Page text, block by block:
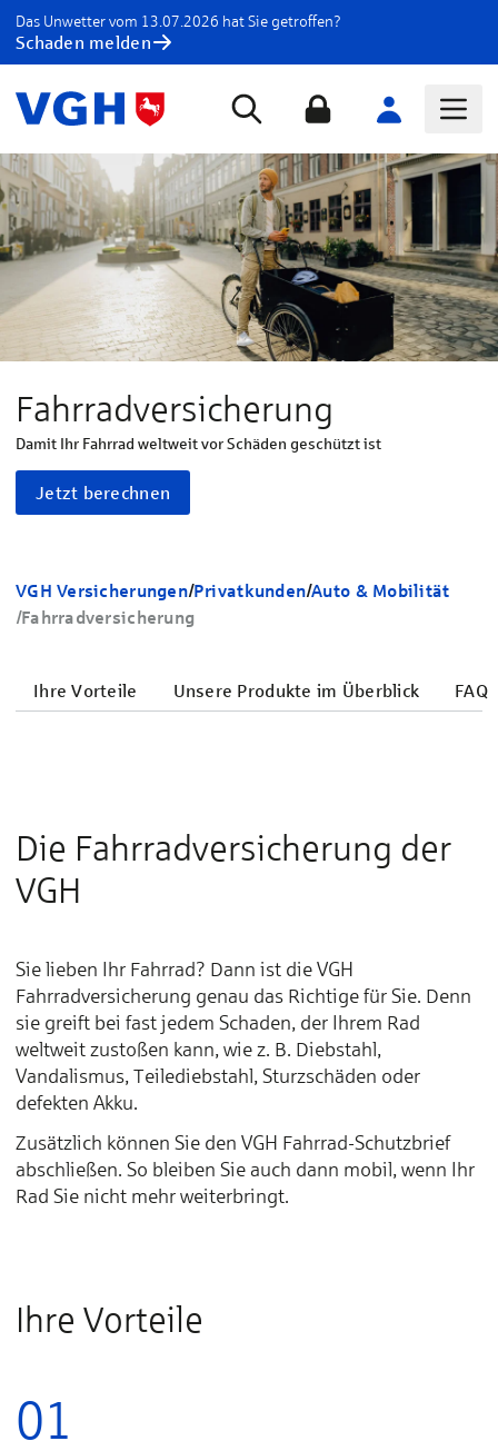
Das Unwetter vom 13.07.2026 hat Sie getroffen?
Schaden melden
Fahrradversicherung
Damit Ihr Fahrrad weltweit vor Schäden geschützt ist
Jetzt berechnen
VGH Versicherungen/Privatkunden/Auto & Mobilität
/Fahrradversicherung
Ihre Vorteile Unsere Produkte im Überblick FAQ
Die Fahrradversicherung der
VGH
Sie lieben Ihr Fahrrad? Dann ist die VGH
Fahrradversicherung genau das Richtige für Sie. Denn
sie greift bei fast jedem Schaden, der Ihrem Rad
weltweit zustoßen kann, wie z. B. Diebstahl,
Vandalismus, Teilediebstahl, Sturzschäden oder
defekten Akku.
Zusätzlich können Sie den VGH Fahrrad-Schutzbrief
abschließen. So bleiben Sie auch dann mobil, wenn Ihr
Rad Sie nicht mehr weiterbringt.
Ihre Vorteile
01